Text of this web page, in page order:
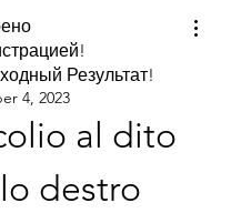
Результат!
4, 2023
al dito
destro